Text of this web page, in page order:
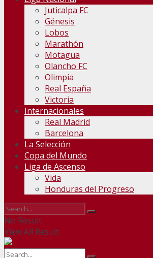
Juticalpa FC
Génesis
Lobos
Marathón
Motagua
Olancho FC
Olimpia
Real España
Victoria
Internacionales
Real Madrid
Barcelona
La Selección
Copa del Mundo
Liga de Ascenso
Vida
Honduras del Progreso
No Result
View All Result